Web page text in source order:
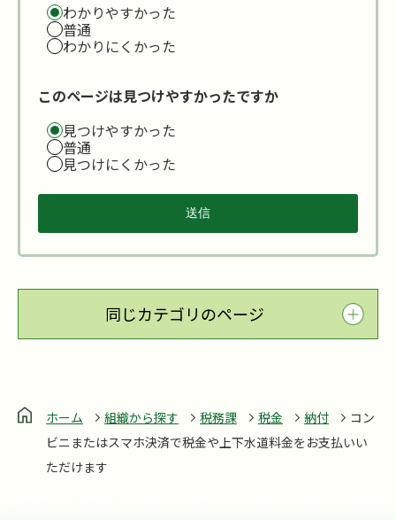
わかりやすかった
普通
わかりにくかった
このページは見つけやすかったですか
見つけやすかった
普通
見つけにくかった
同じカテゴリのページ
ホーム 組織から探す 税務課 税金 納付
コン
ビニまたはスマホ決済で税金や上下水道料金をお支払いい
ただけます